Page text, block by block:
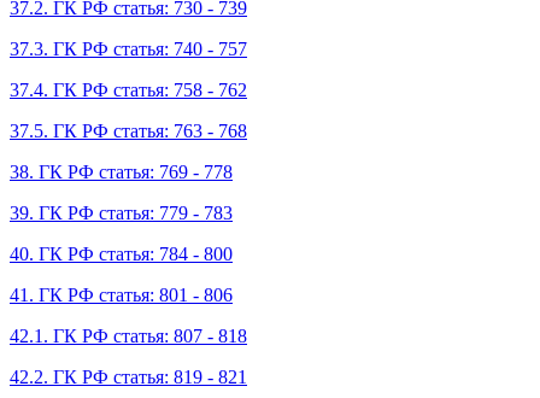
37.2. ГК РФ статья: 730 - 739
37.3. ГК РФ статья: 740 - 757
37.4. ГК РФ статья: 758 - 762
37.5. ГК РФ статья: 763 - 768
38. ГК РФ статья: 769 - 778
39. ГК РФ статья: 779 - 783
40. ГК РФ статья: 784 - 800
41. ГК РФ статья: 801 - 806
42.1. ГК РФ статья: 807 - 818
42.2. ГК РФ статья: 819 - 821